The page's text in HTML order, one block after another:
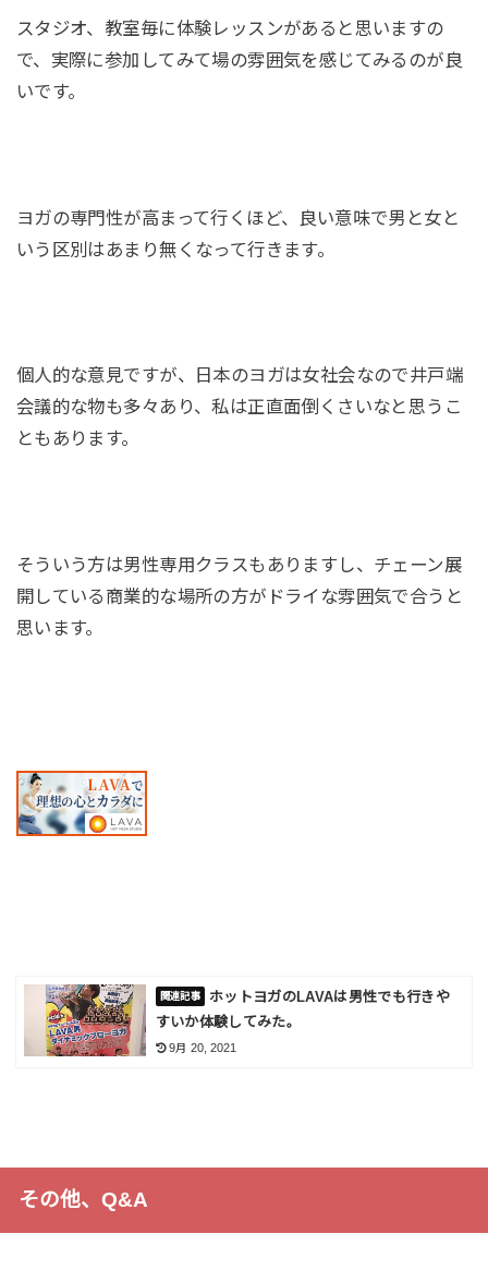
スタジオ、教室毎に体験レッスンがあると思いますの
で、実際に参加してみて場の雰囲気を感じてみるのが良
いです。
ヨガの専門性が高まって行くほど、良い意味で男と女と
いう区別はあまり無くなって行きます。
個人的な意見ですが、日本のヨガは女社会なので井戸端
会議的な物も多々あり、私は正直面倒くさいなと思うこ
ともあります。
そういう方は男性専用クラスもありますし、チェーン展
開している商業的な場所の方がドライな雰囲気で合うと
思います。
ホットヨガのLAVAは男性でも行きや
すいか体験してみた。
9月 20, 2021
その他、Q&A